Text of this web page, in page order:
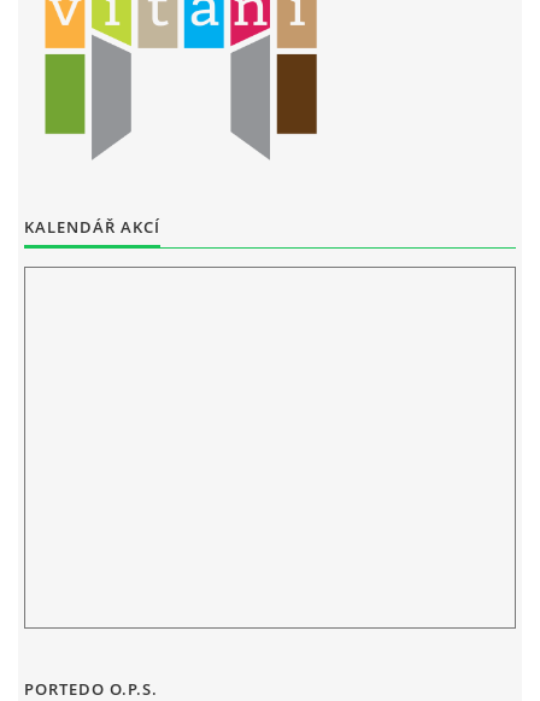
ÚŘEDNÍ DESKA
ELEKTRONICKÁ PODATELNA
PROHLÁŠENÍ O OCHRANĚ OSOBNÍCH ÚDAJŮ
ZUŠ STAŇKOV
KALENDÁŘ AKCÍ
PORTEDO O.P.S.